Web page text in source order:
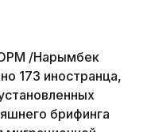
/Нарымбек
173 иностранца,
брифинга